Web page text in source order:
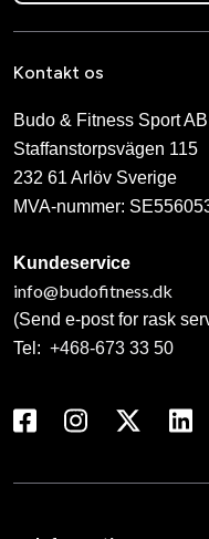
Kontakt os
Budo & Fitness Sport AB
Staffanstorpsvägen 115
232 61 Arlöv Sverige
MVA-nummer:
Kundeservice
info@budofitness.dk
(Send e-post for rask
Tel: +468-673 33 50